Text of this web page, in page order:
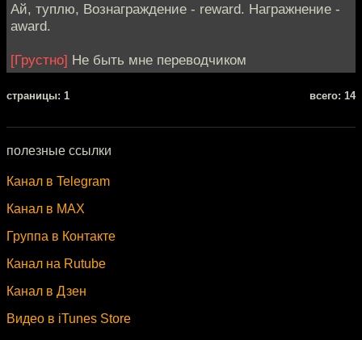
Ай, туплю, Вознаграждение - reward. Награжнение -
award.
[Грустно] Не быть мне переводчиком
cтраницы: 1 всего: 14
полезные ссылки
Канал в Telegram
Канал в MAX
Группа в Контакте
Канал на Rutube
Канал в Дзен
Видео в iTunes Store